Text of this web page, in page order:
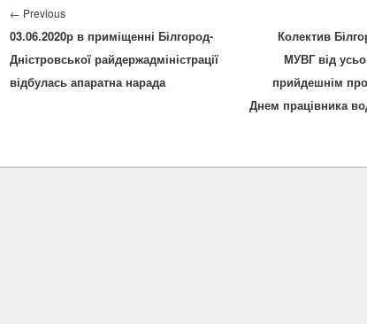
записів
← PreviousPrevious
post:
03.06.2020р в приміщенні Білгород-
Дністровської райдержадміністрації
відбулась апаратна нарада
Колектив
МУВГ від
прийдешнім
Днем працівника